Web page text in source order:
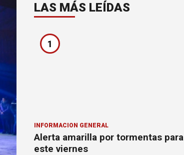
LAS MÁS LEÍDAS
1
INFORMACION GENERAL
Alerta amarilla por tormentas para
este viernes